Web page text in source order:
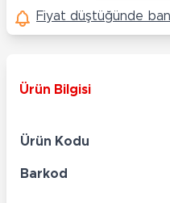
Fiyat düştüğünde
Ürün Bilgisi
Ürün Kodu
Barkod